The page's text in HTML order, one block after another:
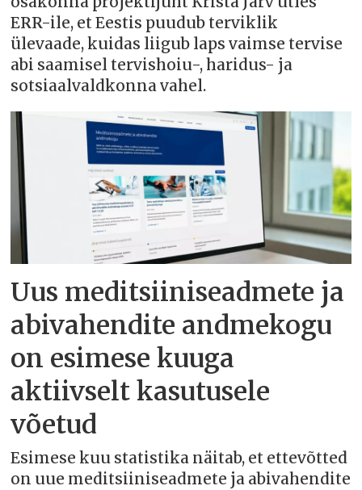
ERR-ile, et Eestis puudub terviklik
ülevaade, kuidas liigub laps vaimse tervise
abi saamisel tervishoiu-, haridus- ja
sotsiaalvaldkonna vahel.
Uus meditsiiniseadmete ja
abivahendite andmekogu
on esimese kuuga
aktiivselt kasutusele
võetud
Esimese kuu statistika näitab, et ettevõtted
on uue meditsiiniseadmete ja abivahendite